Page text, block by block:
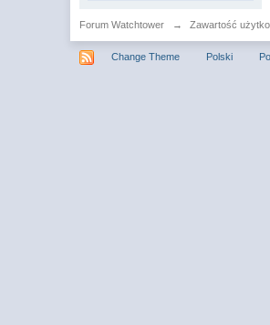
Forum Watchtower → Zawartość
Change Theme Polski